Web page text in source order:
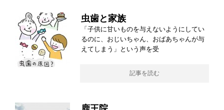
虫歯と家族
「子供に甘いものを与えないようにしてい
るのに、おじいちゃん、おばあちゃんが与
えてしまう」という声を受
記事を読む